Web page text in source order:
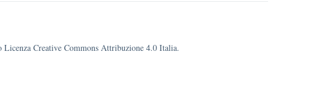
Licenza Creative Commons Attribuzione 4.0 Italia.